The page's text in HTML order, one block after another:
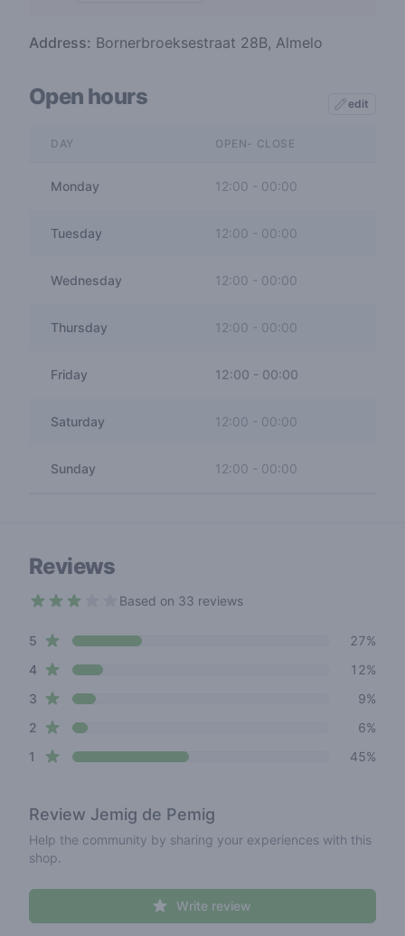
Address: Bornerbroeksestraat 28B, Almelo
Open hours edit
DAY OPEN- CLOSE
Monday 12:00 - 00:00
Tuesday 12:00 00:00
Wednesday 12:00 - 00:00
Thursday 12:00 00:00
Friday 12:00 - 00:00
Saturday 12:00 00:00
Sunday 12:00 - 00:00
Reviews
Based on 33 reviews
Review data
5 star reviews
27%
4star reviews
12%
3 star reviews
9%
2 star reviews
6%
1 star reviews 45%
Review Jemig de Pemig
Help the community by sharing your experiences with this
shop.
Write review